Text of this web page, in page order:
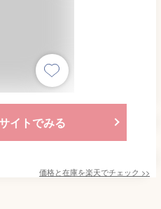
イトでみる
価格と在庫を楽天でチェック >>